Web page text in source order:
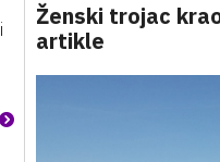
Ženski trojac
artikle